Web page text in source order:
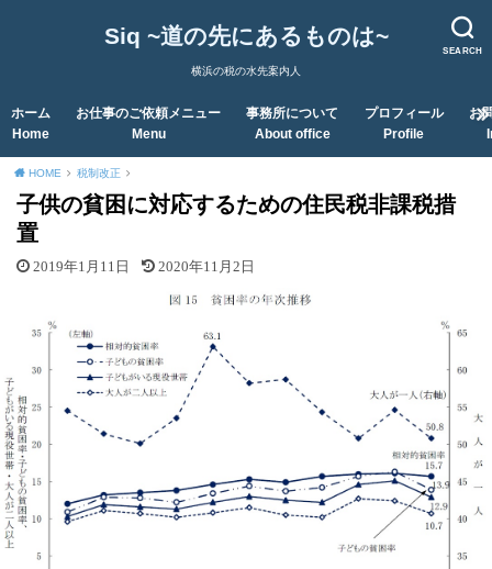
SEARCH
Siq ~道の先にあるものは~
横浜の税の水先案内人
ホーム
Home
お仕事のご依頼メニュー
Menu
事務所について
About office
プロフィール
Profile
お
HOME 税制改正
子供の貧困に対応するための住民税非課税措
置
2019年1月11日 2020年11月2日